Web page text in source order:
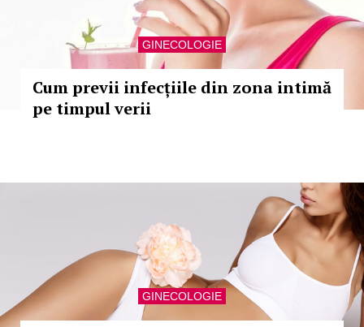
GINECOLOGIE
Cum previi infecțiile din zona intimă
pe timpul verii
GINECOLOGIE